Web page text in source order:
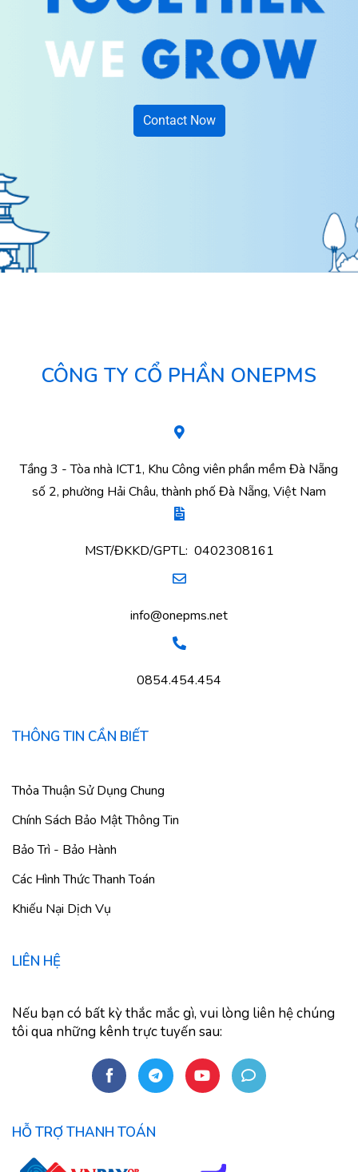
Contact Now
CÔNG TY CỔ PHẦN ONEPMS
Tầng 3 - Tòa nhà ICT1, Khu Công viên phần mềm Đà Nẵng
số 2, phường Hải Châu, thành phố Đà Nẵng, Việt Nam
MST/ĐKKD/GPTL: 0402308161
info@onepms.net
0854.454.454
THÔNG TIN CẦN BIẾT
Thỏa Thuận Sử Dụng Chung
Chính Sách Bảo Mật Thông Tin
Bảo Trì - Bảo Hành
Các Hình Thức Thanh Toán
Khiếu Nại Dịch Vụ
LIÊN HỆ
Nếu bạn có bất kỳ thắc mắc gì, vui lòng liên hệ chúng
tôi qua những kênh trực tuyến sau:
HỖ TRỢ THANH TOÁN